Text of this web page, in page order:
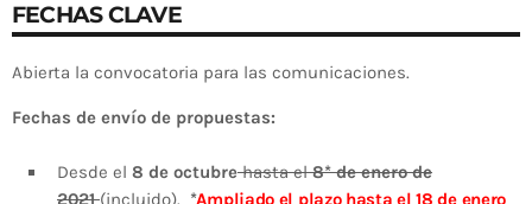
FECHAS CLAVE
Abierta la convocatoria para las comunicaciones.
Fechas de envío de propuestas:
Desde el 8 de octubrehasta el 8*deenero de
2021 (incluido). *Ampliado el plazo hasta el 18 de enero